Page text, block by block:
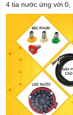
4 tia nước ứng với 0,